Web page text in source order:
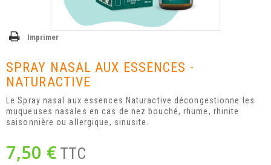
Imprimer
SPRAY NASAL AUX ESSENCES -
NATURACTIVE
Le Spray nasal aux essences Naturactive décongestionne les
muqueuses nasales en cas de nez bouché, rhume, rhinite
saisonnière ou allergique, sinusite.
7,50 € TTC